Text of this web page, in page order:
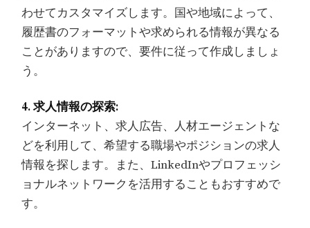
わせてカスタマイズします。国や地域によって、
履歴書のフォーマットや求められる情報が異なる
ことがありますので、要件に従って作成しましょ
う。
4. 求人情報の探索:
インターネット、求人広告、人材エージェントな
どを利用して、希望する職場やポジションの求人
情報を探します。また、LinkedInやプロフェッシ
ョナルネットワークを活用することもおすすめで
す。